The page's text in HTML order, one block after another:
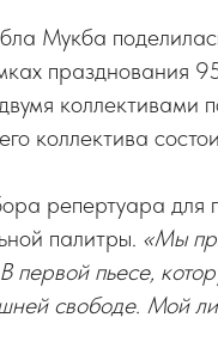
Мукба
празднования
коллективами
коллектива
репертуара для
палитры. «Мы
пьесе,
свободе. Мой